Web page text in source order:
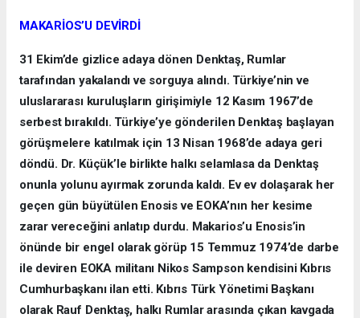
MAKARİOS’U DEVİRDİ
31 Ekim’de gizlice adaya dönen Denktaş, Rumlar
tarafından yakalandı ve sorguya alındı. Türkiye’nin ve
uluslararası kuruluşların girişimiyle 12 Kasım 1967’de
serbest bırakıldı. Türkiye’ye gönderilen Denktaş başlayan
görüşmelere katılmak için 13 Nisan 1968’de adaya geri
döndü. Dr. Küçük’le birlikte halkı selamlasa da Denktaş
onunla yolunu ayırmak zorunda kaldı. Ev ev dolaşarak her
geçen gün büyütülen Enosis ve EOKA’nın her kesime
zarar vereceğini anlatıp durdu. Makarios’u Enosis’in
önünde bir engel olarak görüp 15 Temmuz 1974’de darbe
ile deviren EOKA militanı Nikos Sampson kendisini Kıbrıs
Cumhurbaşkanı ilan etti. Kıbrıs Türk Yönetimi Başkanı
olarak Rauf Denktaş, halkı Rumlar arasında çıkan kavgada